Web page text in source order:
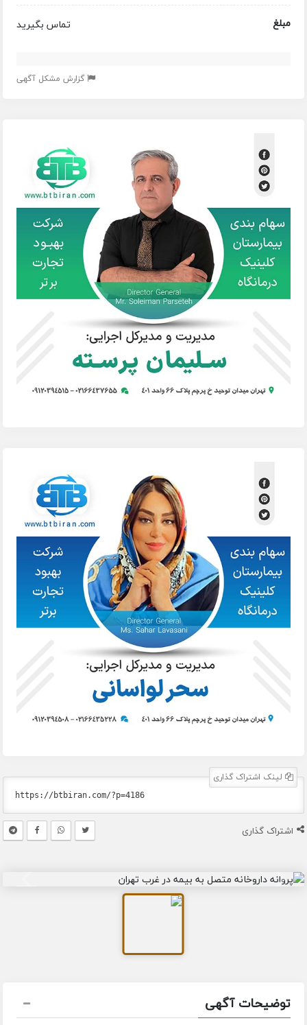
مبلغ
تماس بگیرید
گزارش مشکل آگهی
لینک اشتراک گذاری
اشتراک گذاری
توضیحات آگهی